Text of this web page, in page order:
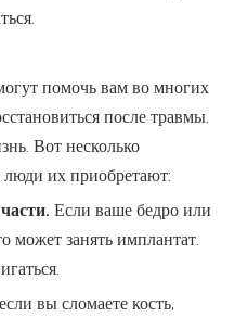
помочь вам во многих
после травмы.
Вот несколько
их приобретают:
Если ваше бедро или
может занять имплантат.
если вы сломаете кость,